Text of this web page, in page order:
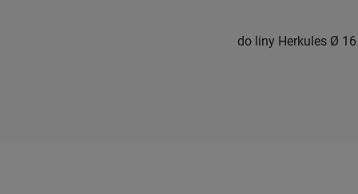
do liny Herkules Ø